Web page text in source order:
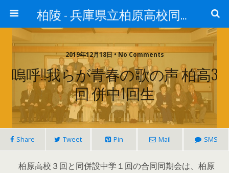
柏陵 - 兵庫県立柏原高校同窓会
2019年12月18日 • No Comments
嗚呼!!我らが青春の歌の声 柏高3
回 併中1回生
Share Tweet Pin Mail SMS
柏原高校３回と同併設中学１回の合同同期会は、柏原